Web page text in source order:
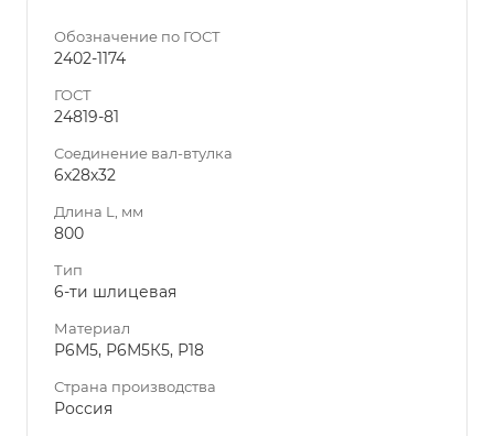
Обозначение по ГОСТ
2402-1174
ГОСТ
24819-81
Соединение вал-втулка
6х28х32
Длина L, мм
800
Тип
6-ти шлицевая
Материал
Р6М5, Р6М5К5, Р18
Страна производства
Россия